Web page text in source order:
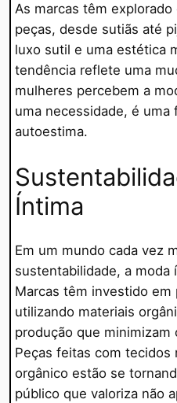
As marcas têm
peças, desde sutiãs até
luxo sutil e uma estética
tendência reflete uma
mulheres percebem a
uma necessidade, é uma
autoestima.
Íntima
Em um mundo cada vez
sustentabilidade, a moda
Marcas têm investido em
utilizando materiais
produção que minimizam
Peças feitas com tecidos
orgânico estão se
público que valoriza não